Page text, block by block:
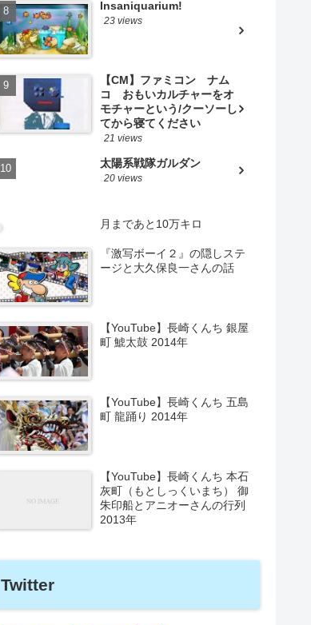
Insaniquarium!
23 views
【CM】ファミコン ナム
コ おもいカルチャーをオ
モチャーという/クーソーし
てから寝てください
21 views
太陽系戦隊ガルダン
20 views
月まであと10万キロ
『激写ボーイ２』の隠しステ
ージと大久保良一さんの話
【YouTube】長崎くんち 銀屋
町 鯱太鼓 2014年
【YouTube】長崎くんち 五島
町 龍踊り 2014年
【YouTube】長崎くんち 本石
灰町（もとしっくいまち） 御
朱印船とアニオーさんの行列
2013年
Twitter